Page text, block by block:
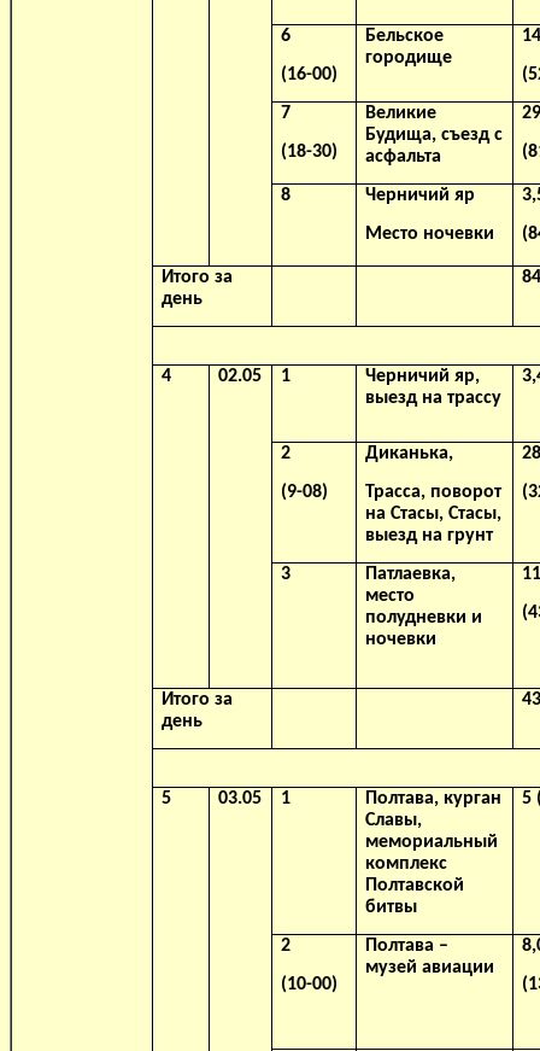
6
(16-00)
Бельское
городище
7
(18-30)
Великие
Будища, съезд с
асфальта
8
Черничий яр
Место ночевки
Итого за
день
4 02.05 1
Черничий яр,
выезд на трассу
2
(9-08)
Диканька,
Трасса, поворот
на Стасы, Стасы,
выезд на грунт
3
Патлаевка,
место
полудневки и
ночевки
Итого за
день
5 03.05 1
Полтава, курган
Славы,
мемориальный
комплекс
Полтавской
битвы
5
2
(10-00)
Полтава –
музей авиации